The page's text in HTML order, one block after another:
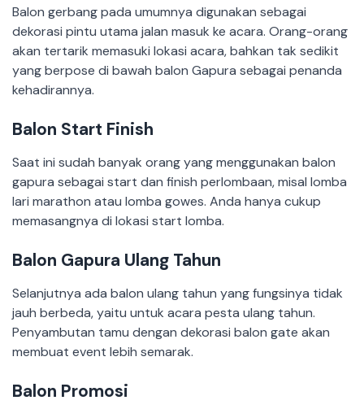
Balon gerbang pada umumnya digunakan sebagai
dekorasi pintu utama jalan masuk ke acara. Orang-orang
akan tertarik memasuki lokasi acara, bahkan tak sedikit
yang berpose di bawah balon Gapura sebagai penanda
kehadirannya.
Balon Start Finish
Saat ini sudah banyak orang yang menggunakan balon
gapura sebagai start dan finish perlombaan, misal lomba
lari marathon atau lomba gowes. Anda hanya cukup
memasangnya di lokasi start lomba.
Balon Gapura Ulang Tahun
Selanjutnya ada balon ulang tahun yang fungsinya tidak
jauh berbeda, yaitu untuk acara pesta ulang tahun.
Penyambutan tamu dengan dekorasi balon gate akan
membuat event lebih semarak.
Balon Promosi